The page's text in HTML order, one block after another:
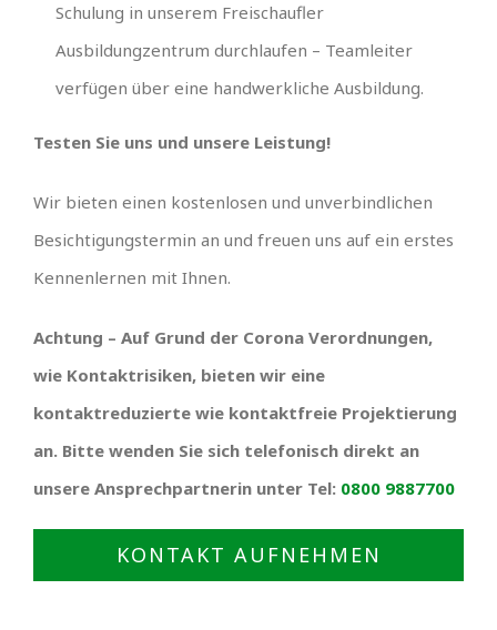
Schulung in unserem Freischaufler
Ausbildungzentrum durchlaufen – Teamleiter
verfügen über eine handwerkliche Ausbildung.
Testen Sie uns und unsere Leistung!
Wir bieten einen kostenlosen und unverbindlichen
Besichtigungstermin an und freuen uns auf ein erstes
Kennenlernen mit Ihnen.
Achtung – Auf Grund der Corona Verordnungen,
wie Kontaktrisiken, bieten wir eine
kontaktreduzierte wie kontaktfreie Projektierung
an. Bitte wenden Sie sich telefonisch direkt an
unsere Ansprechpartnerin unter Tel: 0800 9887700
KONTAKT AUFNEHMEN